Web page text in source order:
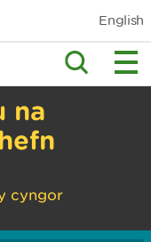
English
na
cyngor